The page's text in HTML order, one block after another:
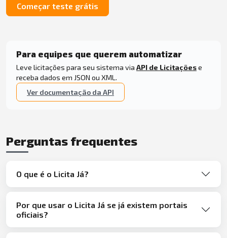
Começar teste grátis
Para equipes que querem automatizar
Leve licitações para seu sistema via API de Licitaçõese
receba dados em JSON ou XML.
Ver documentação da API
Perguntas frequentes
O que é o Licita Já?
Por que usar o Licita Já se já existem portais
oficiais?